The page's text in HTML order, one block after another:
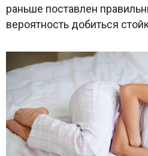
раньше поставлен
вероятность добиться